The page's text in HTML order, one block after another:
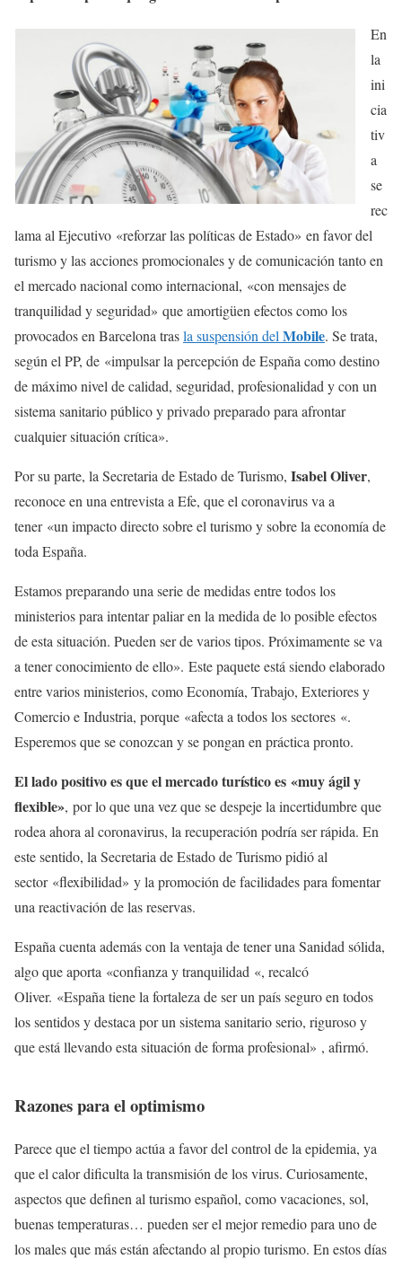
En
la
ini
cia
tiv
a
se
rec
lama al Ejecutivo «reforzar las políticas de Estado» en favor del
turismo y las acciones promocionales y de comunicación tanto en
el mercado nacional como internacional, «con mensajes de
tranquilidad y seguridad» que amortigüen efectos como los
provocados en Barcelona trasla suspensión del Mobile. Se trata,
según el PP, de «impulsar la percepción de España como destino
de máximo nivel de calidad, seguridad, profesionalidad y con un
sistema sanitario público y privado preparado para afrontar
cualquier situación crítica».
Por su parte, la Secretaria de Estado de Turismo, Isabel Oliver,
reconoce en una entrevista a Efe, que el coronavirus va a
tener «un impacto directo sobre el turismo y sobre la economía de
toda España.
Estamos preparando una serie de medidas entre todos los
ministerios para intentar paliar en la medida de lo posible efectos
de esta situación. Pueden ser de varios tipos. Próximamente se va
a tener conocimiento de ello». Este paquete está siendo elaborado
entre varios ministerios, como Economía, Trabajo, Exteriores y
Comercio e Industria, porque «afecta a todos los sectores «.
Esperemos que se conozcan y se pongan en práctica pronto.
El lado positivo es que el mercado turístico es «muy ágil y
flexible», por lo que una vez que se despeje la incertidumbre que
rodea ahora al coronavirus, la recuperación podría ser rápida. En
este sentido, la Secretaria de Estado de Turismo pidió al
sector «flexibilidad» y la promoción de facilidades para fomentar
una reactivación de las reservas.
España cuenta además con la ventaja de tener una Sanidad sólida,
algo que aporta «confianza y tranquilidad «, recalcó
Oliver. «España tiene la fortaleza de ser un país seguro en todos
los sentidos y destaca por un sistema sanitario serio, riguroso y
que está llevando esta situación de forma profesional» , afirmó.
Razones para el optimismo
Parece que el tiempo actúa a favor del control de la epidemia, ya
que el calor dificulta la transmisión de los virus. Curiosamente,
aspectos que definen al turismo español, como vacaciones, sol,
buenas temperaturas… pueden ser el mejor remedio para uno de
los males que más están afectando al propio turismo. En estos días